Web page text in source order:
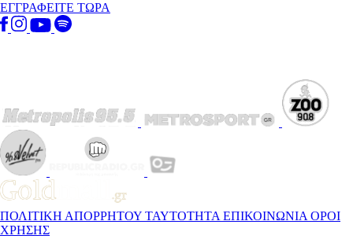
ΕΓΓΡΑΦΕΙΤΕ ΤΩΡΑ
ΠΟΛΙΤΙΚΗ ΑΠΟΡΡΗΤΟΥ ΤΑΥΤΟΤΗΤΑ ΕΠΙΚΟΙΝΩΝΙΑ ΟΡΟΙ
ΧΡΗΣΗΣ